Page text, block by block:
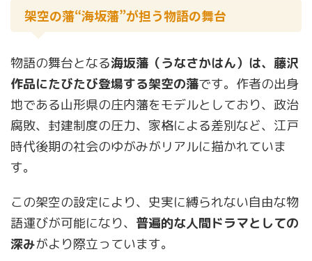
架空の藩“海坂藩”が担う物語の舞台
物語の舞台となる海坂藩（うなさかはん）は、藤沢
作品にたびたび登場する架空の藩です。作者の出身
地である山形県の庄内藩をモデルとしており、政治
腐敗、封建制度の圧力、家格による差別など、江戸
時代後期の社会のゆがみがリアルに描かれていま
す。
この架空の設定により、史実に縛られない自由な物
語運びが可能になり、 普遍的な人間ドラマとしての
深みがより際立っています。